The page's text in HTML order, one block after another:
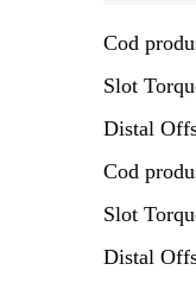
Cod
Slot
Distal
Cod
Slot
Distal